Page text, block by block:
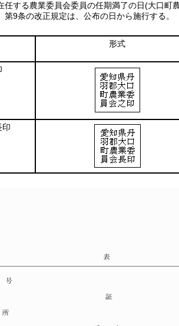
任する農業委員会委員の任期満了の日(大口町
第9条の改正規定は、公布の日から施行する。
形式
印